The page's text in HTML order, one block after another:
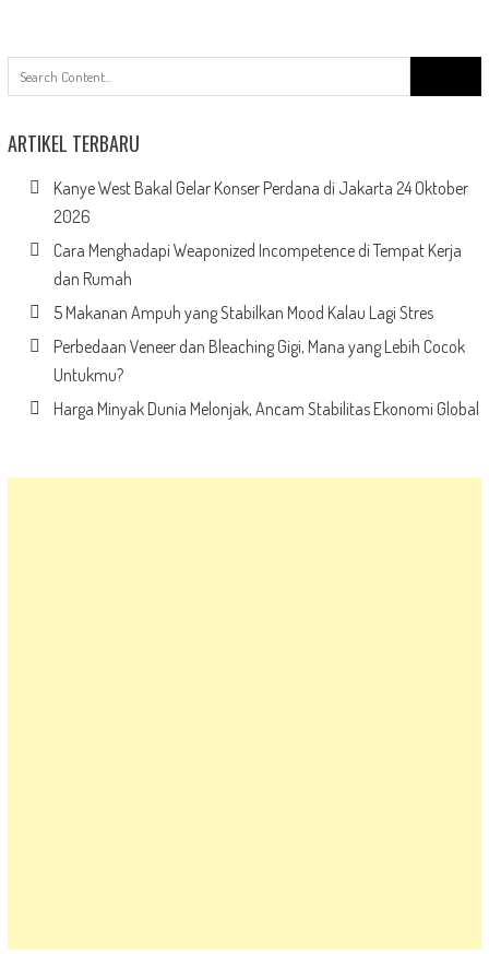
for:
ARTIKEL TERBARU
Kanye West Bakal Gelar Konser Perdana di Jakarta 24 Oktober
2026
Cara Menghadapi Weaponized Incompetence di Tempat Kerja
dan Rumah
5 Makanan Ampuh yang Stabilkan Mood Kalau Lagi Stres
Perbedaan Veneer dan Bleaching Gigi, Mana yang Lebih Cocok
Untukmu?
Harga Minyak Dunia Melonjak, Ancam Stabilitas Ekonomi Global